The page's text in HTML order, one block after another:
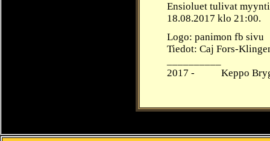
Ensioluet tulivat
18.08.2017 klo 21:00.
Logo: panimon fb sivu
Tiedot: Caj Fors-
2017 -
Keppo